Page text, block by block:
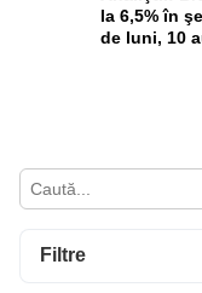
Filtre
la 6,5% în
de luni, 10